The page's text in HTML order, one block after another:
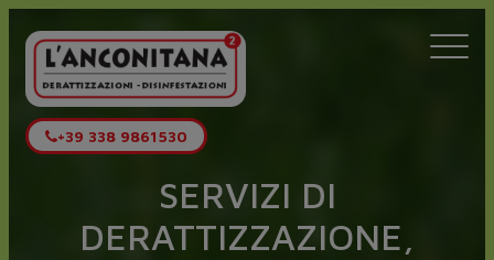
+39 338 9861530
SERVIZI DI
DERATTIZZAZIONE,